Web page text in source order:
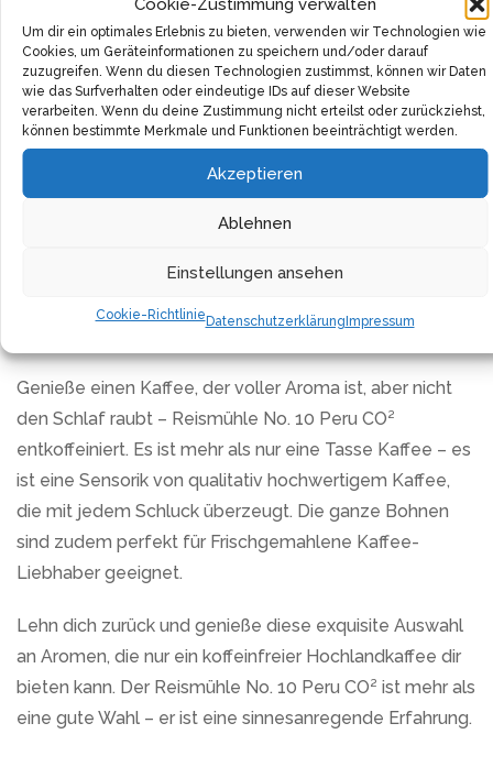
Cookie-Zustimmung verwalten
Um dir ein optimales Erlebnis zu bieten, verwenden wir Technologien wie
Cookies, um Geräteinformationen zu speichern und/oder darauf
zuzugreifen. Wenn du diesen Technologien zustimmst, können wir Daten
wie das Surfverhalten oder eindeutige IDs auf dieser Website
verarbeiten. Wenn du deine Zustimmung nicht erteilst oder zurückziehst,
können bestimmte Merkmale und Funktionen beeinträchtigt werden.
Akzeptieren
Ablehnen
Einstellungen ansehen
Cookie-RichtlinieDatenschutzerklärung Impressum
Röstdauer wird Säure abgebaut und gleichzeitig der
Geschmack bestmöglich hervorgehoben.
Die Reismühle No. 10 Peru CO² entkoffeiniert ganze
Bohnen haben noch ein weiteres Ass im Ärmel: ein
spezielles Entkoffeinierungsverfahren. Mit reinem
Quellwasser wird den Bohnen das Koffein entzogen,
ohne dabei die wertvollen Aromastoffe zu
beeinflussen. Damit ist gewährleistet, dass auch
koffeinfreier Kaffee Genuss auf höchstem Niveau bietet
und in keiner Weise hinter koffeinhaltigem Kaffee steht.
Genieße einen Kaffee, der voller Aroma ist, aber nicht
den Schlaf raubt – Reismühle No. 10 Peru CO²
entkoffeiniert. Es ist mehr als nur eine Tasse Kaffee – es
ist eine Sensorik von qualitativ hochwertigem Kaffee,
die mit jedem Schluck überzeugt. Die ganze Bohnen
sind zudem perfekt für Frischgemahlene Kaffee-
Liebhaber geeignet.
Lehn dich zurück und genieße diese exquisite Auswahl
an Aromen, die nur ein koffeinfreier Hochlandkaffee dir
bieten kann. Der Reismühle No. 10 Peru CO² ist mehr als
eine gute Wahl – er ist eine sinnesanregende Erfahrung.